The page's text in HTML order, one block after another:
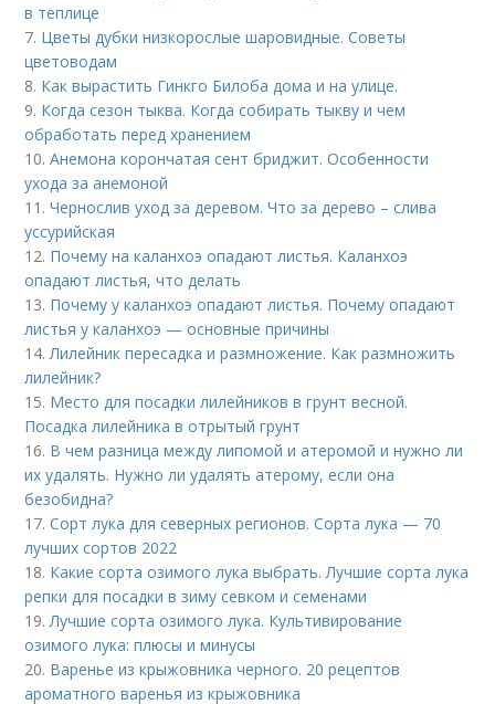
в теплице
7. Цветы дубки низкорослые шаровидные. Советы
цветоводам
8. Как вырастить Гинкго Билоба дома и на улице.
9. Когда сезон тыква. Когда собирать тыкву и чем
обработать перед хранением
10.Анемона корончатая сент бриджит. Особенности
ухода за анемоной
11.Чернослив уход за деревом. Что за дерево – слива
уссурийская
12. Почему на каланхоэ опадают листья. Каланхоэ
опадают листья, что делать
13. Почему у каланхоэ опадают листья. Почему опадают
листья у каланхоэ — основные причины
14.Лилейник пересадка и размножение. Как размножить
лилейник?
15. Место для посадки лилейников в грунт весной.
Посадка лилейника в отрытый грунт
16. В чем разница между липомой и атеромой и нужно ли
их удалять. Нужно ли удалять атерому, если она
безобидна?
17.Сорт лука для северных регионов. Сорта лука — 70
лучших сортов 2022
18. Какие сорта озимого лука выбрать. Лучшие сорта лука
репки для посадки в зиму севком и семенами
19.Лучшие сорта озимого лука. Культивирование
озимого лука: плюсы и минусы
20. Варенье из крыжовника черного. 20 рецептов
ароматного варенья из крыжовника